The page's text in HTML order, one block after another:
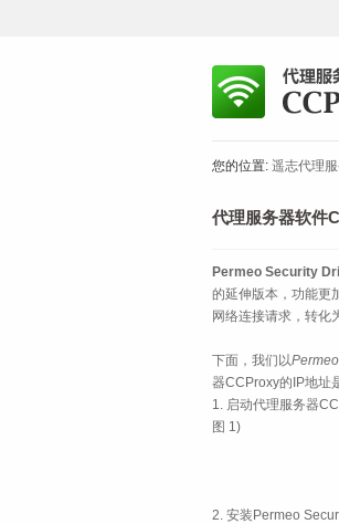
您的位置: 遥志代理
代理服务器软件
Permeo Security
的延伸版本，功能更
网络连接请求，转化
下面，我们以
器CCProxy的IP地址
1. 启动代理服务器
图 1)
2. 安装Permeo